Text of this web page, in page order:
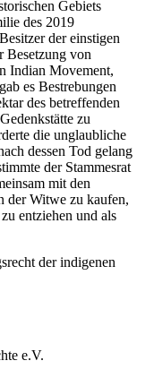
Gebiets
des 2019
der einstigen
Besetzung von
Indian Movement,
es Bestrebungen
des betreffenden
zu
die unglaubliche
dessen Tod gelang
der Stammesrat
mit den
der Witwe zu kaufen,
entziehen und als
der indigenen
e.V.